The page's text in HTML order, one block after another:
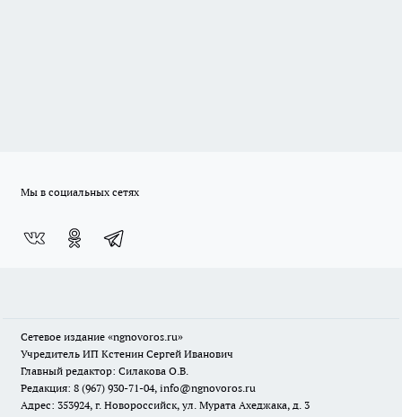
Мы в социальных сетях
Сетевое издание «ngnovoros.ru»
Учредитель ИП Кстенин Сергей Иванович
Главный редактор: Силакова О.В.
Редакция: 8 (967) 930-71-04, info@ngnovoros.ru
Адрес: 353924, г. Новороссийск, ул. Мурата Ахеджака, д. 3